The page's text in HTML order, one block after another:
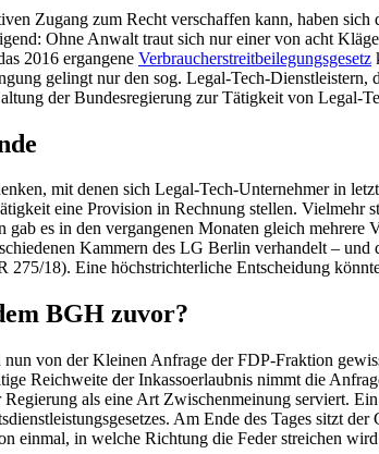
Zugang zum Recht verschaffen kann, haben
Ohne Anwalt traut sich nur einer von acht
2016 ergangene Verbraucherstreitbeilegungsgesetz
gelingt nur den sog. Legal-Tech-
der Bundesregierung zur Tätigkeit von Legal-
mit denen sich Legal-Tech-Unternehmer in
eine Provision in Rechnung stellen.
es in den vergangenen Monaten gleich
Kammern des LG Berlin verhandelt – und
18). Eine höchstrichterliche Entscheidung
BGH zuvor?
von der Kleinen Anfrage der FDP-Fraktion
Reichweite der Inkassoerlaubnis nimmt die
als eine Art Zwischenmeinung serviert.
Am Ende des Tages sitzt
einmal, in welche Richtung die Feder streichen